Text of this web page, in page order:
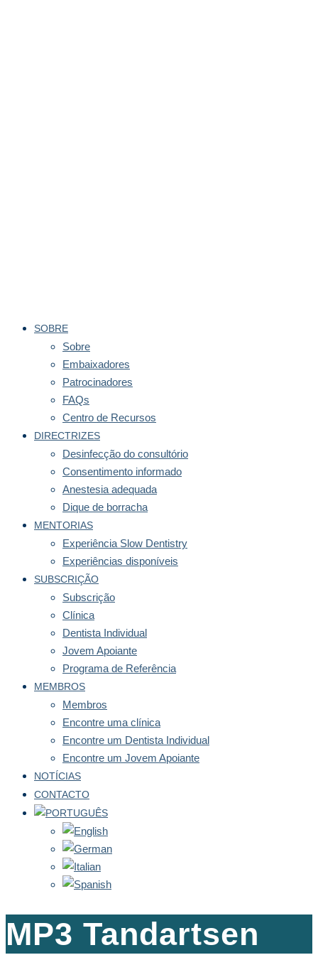
SOBRE
Sobre
Embaixadores
Patrocinadores
FAQs
Centro de Recursos
DIRECTRIZES
Desinfecção do consultório
Consentimento informado
Anestesia adequada
Dique de borracha
MENTORIAS
Experiência Slow Dentistry
Experiências disponíveis
SUBSCRIÇÃO
Subscrição
Clínica
Dentista Individual
Jovem Apoiante
Programa de Referência
MEMBROS
Membros
Encontre uma clínica
Encontre um Dentista Individual
Encontre um Jovem Apoiante
NOTÍCIAS
CONTACTO
MP3 Tandartsen